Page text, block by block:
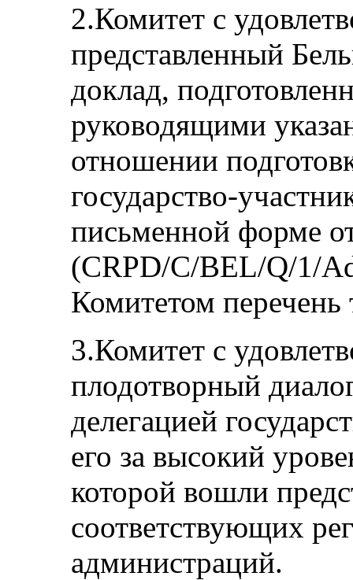
2.Комитет с
представленный
доклад,
руководящими
отношении
государство-
письменной форме
(CRPD/C/BEL/Q/1/
Комитетом перечень
3.Комитет с
плодотворный
делегацией
его за высокий
которой вошли
соответствующих
администраций.